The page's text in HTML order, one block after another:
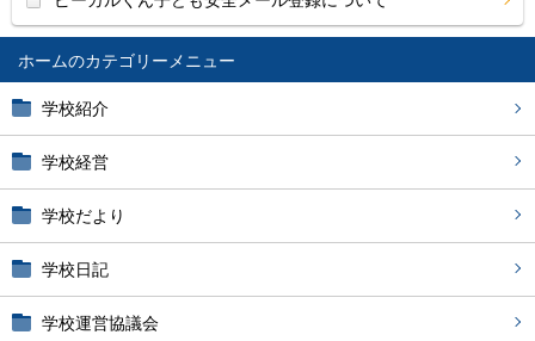
ホーム
学校紹介
学校経営
学校だより
学校日記
学校運営協議会